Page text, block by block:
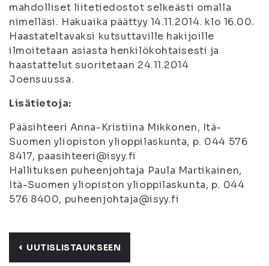
mahdolliset liitetiedostot selkeästi omalla
nimelläsi. Hakuaika päättyy 14.11.2014. klo 16.00.
Haastateltavaksi kutsuttaville hakijoille
ilmoitetaan asiasta henkilökohtaisesti ja
haastattelut suoritetaan 24.11.2014
Joensuussa.
Lisätietoja:
Pääsihteeri Anna-Kristiina Mikkonen, Itä-
Suomen yliopiston ylioppilaskunta, p. 044 576
8417, paasihteeri@isyy.fi
Hallituksen puheenjohtaja Paula Martikainen,
Itä-Suomen yliopiston ylioppilaskunta, p. 044
576 8400, puheenjohtaja@isyy.fi
UUTISLISTAUKSEEN